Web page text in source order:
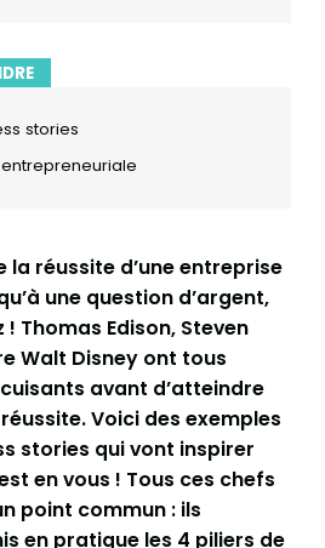
stories
la réussite d’une entreprise
une question d’argent,
Thomas Edison, Steven
Walt Disney ont tous
avant d’atteindre
Voici des exemples
stories qui vont inspirer
en vous ! Tous ces chefs
point commun : ils
en pratique les 4 piliers de